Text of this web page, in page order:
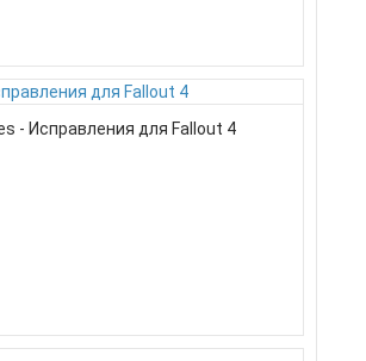
- Исправления для Fallout 4